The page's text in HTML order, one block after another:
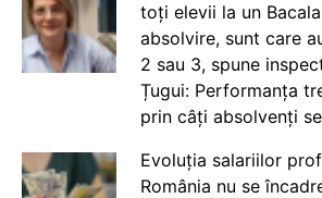
toți elevii la un
absolvire, sunt care
2 sau 3, spune
Țugui: Performanța
prin câți absolvenți
Evoluția salariilor
România nu se